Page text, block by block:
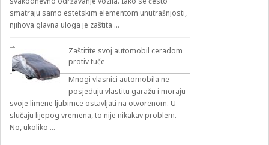
smatraju samo estetskim elementom unutrašnjosti,
njihova glavna uloga je zaštita …
Zaštitite svoj automobil ceradom
protiv tuče
Mnogi vlasnici automobila ne
posjeduju vlastitu garažu i moraju
svoje limene ljubimce ostavljati na otvorenom. U
slučaju lijepog vremena, to nije nikakav problem.
No, ukoliko …